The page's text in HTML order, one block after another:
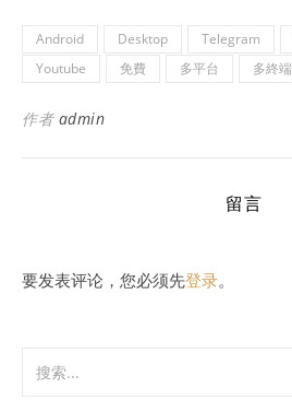
Android Desktop Telegram
Youtube
免費 多平台 多終端
作者 admin
留言
要发表评论，您必须先登录。